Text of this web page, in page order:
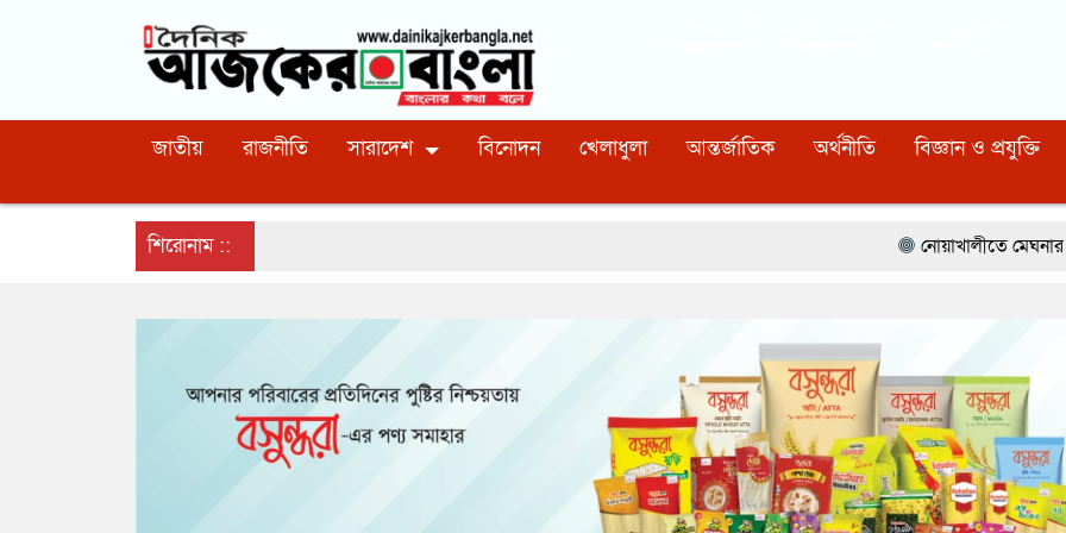
জাতীয় রাজনীতি সারাদেশ বিনোদন খেলাধুলা আন্তর্জাতিক অর্থনীতি বিজ্ঞান ও প্রযুক্তি
শিরোনাম :: নোয়াখালীতে মেঘনার ভাঙনরোধে জিও